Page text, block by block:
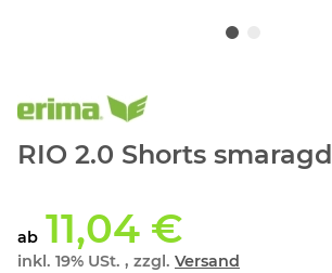
RIO 2.0 Shorts smaragd
ab 11,04 €
inkl. 19% USt. , zzgl. Versand